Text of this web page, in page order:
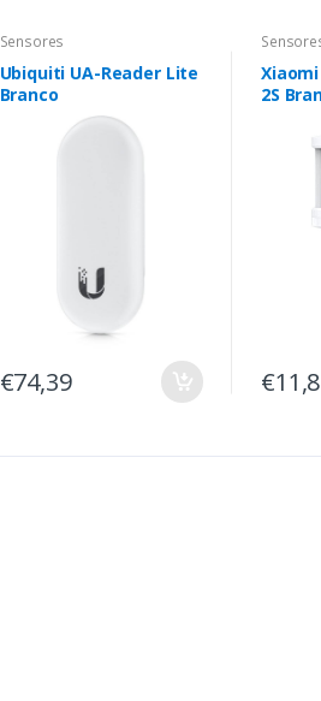
Sensores
Ubiquiti UA-Reader Lite
Branco
€74,39
2S